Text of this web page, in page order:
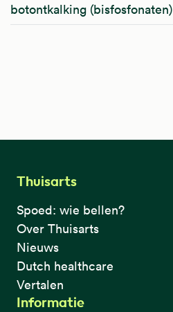
botontkalking (bisfosfonaten)
Thuisarts
Spoed: wie bellen?
Over Thuisarts
Nieuws
Dutch healthcare
Vertalen
Informatie